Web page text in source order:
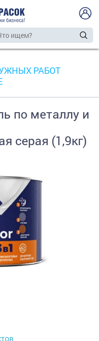
РАБОТ
по металлу и
серая (1,9кг)